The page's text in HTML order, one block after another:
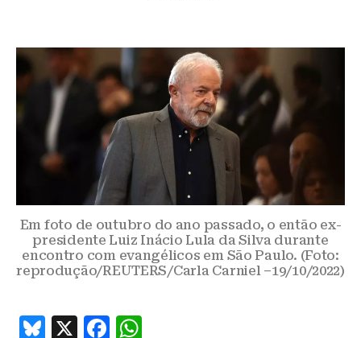
Em foto de outubro do ano passado, o então ex-
presidente Luiz Inácio Lula da Silva durante
encontro com evangélicos em São Paulo. (Foto:
reprodução/REUTERS/Carla Carniel –19/10/2022)
B
X
F